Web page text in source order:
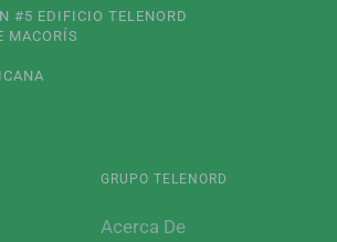
#5 EDIFICIO TELENORD
MACORÍS
GRUPO TELENORD
Acerca De